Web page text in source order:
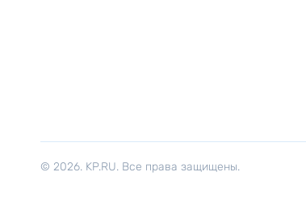
© 2026. KP.RU. Все права защищены.